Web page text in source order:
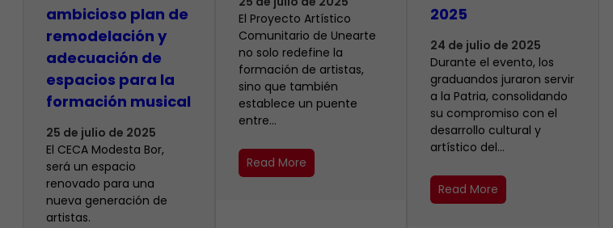
ambicioso plan de
remodelación y
adecuación de
espacios para la
formación musical
25 de julio de 2025
El CECA Modesta Bor,
será un espacio
renovado para una
nueva generación de
artistas.
El Proyecto Artístico
Comunitario de Unearte
no solo redefine la
formación de artistas,
sino que también
establece un puente
entre…
Read More
2025
24 de julio de 2025
Durante el evento, los
graduandos juraron servir
a la Patria, consolidando
su compromiso con el
desarrollo cultural y
artístico del…
Read More